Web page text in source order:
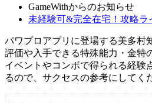
GameWithからのお知らせ
未経験可&完全在宅！攻略ラ
パワプロアプリに登場する美多村
評価や入手できる特殊能力・金特
イベントやコンボで得られる経験
るので、サクセスの参考にしてく